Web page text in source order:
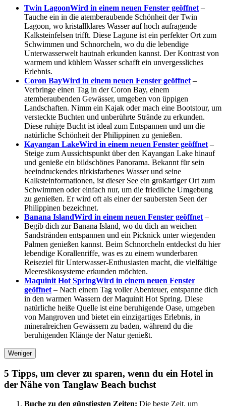
Twin LagoonWird in einem neuen Fenster geöffnet –
Tauche ein in die atemberaubende Schönheit der Twin
Lagoon, wo kristallklares Wasser auf hoch aufragende
Kalksteinfelsen trifft. Diese Lagune ist ein perfekter Ort zum
Schwimmen und Schnorcheln, wo du die lebendige
Unterwasserwelt hautnah erkunden kannst. Der Kontrast von
warmem und kühlem Wasser schafft ein unvergessliches
Erlebnis.
Coron BayWird in einem neuen Fenster geöffnet –
Verbringe einen Tag in der Coron Bay, einem
atemberaubenden Gewässer, umgeben von üppigen
Landschaften. Nimm ein Kajak oder mach eine Bootstour, um
versteckte Buchten und unberührte Strände zu erkunden.
Diese ruhige Bucht ist ideal zum Entspannen und um die
natürliche Schönheit der Philippinen zu genießen.
Kayangan LakeWird in einem neuen Fenster geöffnet –
Steige zum Aussichtspunkt über den Kayangan Lake hinauf
und genieße ein bildschönes Panorama. Bekannt für sein
beeindruckendes türkisfarbenes Wasser und seine
Kalksteinformationen, ist dieser See ein großartiger Ort zum
Schwimmen oder einfach nur, um die friedliche Umgebung
zu genießen. Er wird oft als einer der saubersten Seen der
Philippinen bezeichnet.
Banana IslandWird in einem neuen Fenster geöffnet –
Begib dich zur Banana Island, wo du dich an weichen
Sandstränden entspannen und ein Picknick unter wiegenden
Palmen genießen kannst. Beim Schnorcheln entdeckst du hier
lebendige Korallenriffe, was es zu einem wunderbaren
Reiseziel für Unterwasser-Enthusiasten macht, die vielfältige
Meeresökosysteme erkunden möchten.
Maquinit Hot SpringWird in einem neuen Fenster
geöffnet – Nach einem Tag voller Abenteuer, entspanne dich
in den warmen Wassern der Maquinit Hot Spring. Diese
natürliche heiße Quelle ist eine beruhigende Oase, umgeben
von Mangroven und bietet ein einzigartiges Erlebnis, in
mineralreichen Gewässern zu baden, während du die
beruhigenden Klänge der Natur genießt.
Weniger
5 Tipps, um clever zu sparen, wenn du ein Hotel in
der Nähe von Tanglaw Beach buchst
Buche zu den günstigsten Zeiten: Die beste Zeit, um